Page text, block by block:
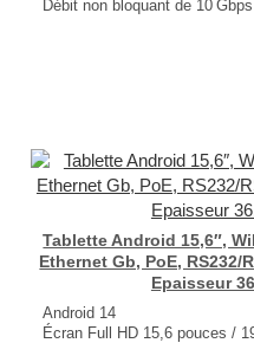
Débit non bloquant de 10 Gbps
Tablette Android 15,6″,
Ethernet Gb, PoE, RS232/
Epaisseur
Android 14
Écran Full HD 15,6 pouces /